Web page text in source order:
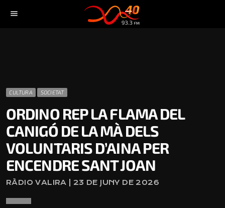
menu
CULTURA SOCIETAT
ORDINO REP LA FLAMA DEL
CANIGÓ DE LA MÀ DELS
VOLUNTARIS D’AINA PER
ENCENDRE SANT JOAN
RÀDIO VALIRA | 23 DE JUNY DE 2026